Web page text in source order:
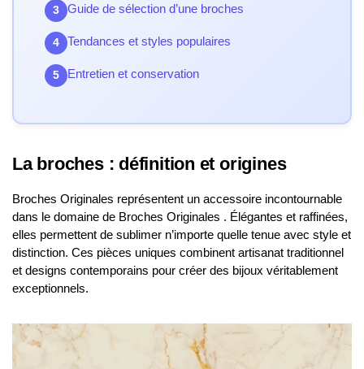
3 Guide de sélection d’une broches
4 Tendances et styles populaires
5 Entretien et conservation
La broches : définition et origines
Broches Originales représentent un accessoire incontournable
dans le domaine de Broches Originales . Élégantes et raffinées,
elles permettent de sublimer n’importe quelle tenue avec style et
distinction. Ces pièces uniques combinent artisanat traditionnel
et designs contemporains pour créer des bijoux véritablement
exceptionnels.